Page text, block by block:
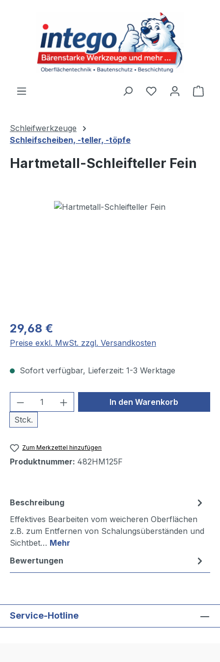
Du hast 0
Schleifwerkzeuge
Schleifscheiben, -teller, -töpfe
Hartmetall-Schleifteller Fein
Bildergalerie überspringen
29,68 €
Preise exkl. MwSt. zzgl. Versandkosten
Sofort verfügbar, Lieferzeit: 1-3 Werktage
Produkt Anzahl: Gib den
Stck.
In den Warenkorb
Zum Merkzettel hinzufügen
Produktnummer: 482HM125F
Beschreibung
Effektives Bearbeiten vom weicheren Oberflächen
z.B. zum Entfernen von Schalungsüberständen und
Sichtbet… Mehr
Bewertungen
Service-Hotline